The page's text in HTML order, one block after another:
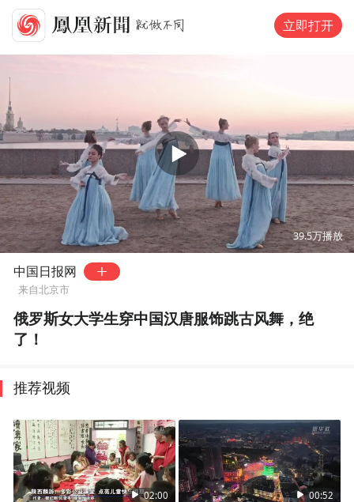
立即打开
00:00 02:59
39.5万播放
中国日报网
来自北京市
俄罗斯女大学生穿中国汉唐服饰跳古风舞，绝
了！
推荐视频
02:00 00:52